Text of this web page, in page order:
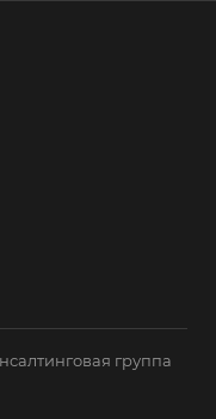
группа